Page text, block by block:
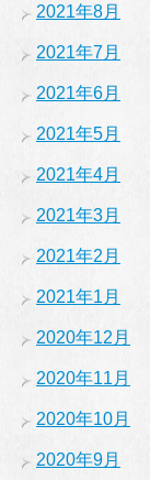
2021年8月
2021年7月
2021年6月
2021年5月
2021年4月
2021年3月
2021年2月
2021年1月
2020年12月
2020年11月
2020年10月
2020年9月